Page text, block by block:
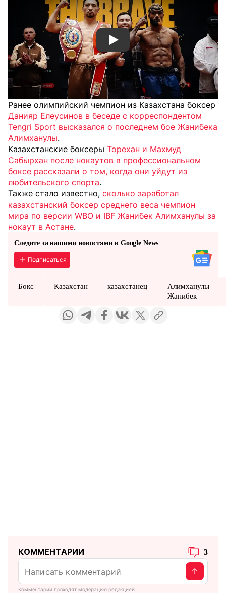
Смотреть видео YouTube
Ранее олимпийский чемпион из Казахстана боксер
Данияр Елеусинов в беседе с корреспондентом
Tengri Sport высказался о последнем бое Жанибека
Алимханулы.
Казахстанские боксеры Торехан и Махмуд
Сабырхан после нокаутов в профессиональном
боксе рассказали о том, когда они уйдут из
любительского спорта.
Также стало известно, сколько заработал
казахстанский боксер среднего веса чемпион
мира по версии WBO и IBF Жанибек Алимханулы за
нокаут в Астане.
Следите за нашими новостями в Google News
Подписаться
Бокс Казахстан казахстанец
Алимханулы
Жанибек
КОММЕНТАРИИ 3
Комментарии проходят модерацию редакцией